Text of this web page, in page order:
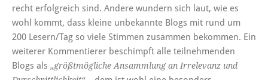
recht erfolgreich sind. Andere wundern sich laut, wie es
wohl kommt, dass kleine unbekannte Blogs mit rund um
200 Lesern/Tag so viele Stimmen zusammen bekommen. Ein
weiterer Kommentierer beschimpft alle teilnehmenden
Blogs als „größtmögliche Ansammlung an Irrelevanz und